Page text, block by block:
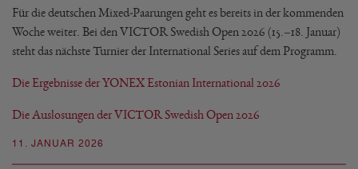
11. JANUAR 2026
Für die deutschen Mixed-Paarungen geht es bereits in der kommenden
Woche weiter. Bei den VICTOR Swedish Open 2026 (15.–18. Januar)
steht das nächste Turnier der International Series auf dem Programm.
Die Ergebnisse der YONEX Estonian International 2026
Die Auslosungen der VICTOR Swedish Open 2026